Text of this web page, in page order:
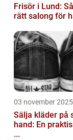
Frisör i Lund:
rätt salong för
03 november 2025
Sälja kläder på
hand: En
...